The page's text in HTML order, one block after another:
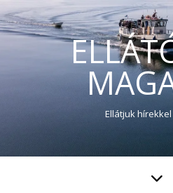
Ellátjuk